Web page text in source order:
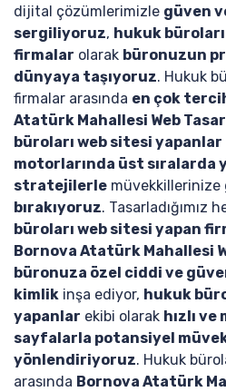
dijital çözümlerimizle güven
sergiliyoruz, hukuk
firmalar olarak büronuzun
dünyaya taşıyoruz. Hukuk
firmalar arasında en çok
Atatürk Mahallesi Web
büroları web sitesi yapanlar
motorlarında üst sıralarda
stratejilerle müvekkillerinize
bırakıyoruz. Tasarladığımız
büroları web sitesi yapan
Bornova Atatürk Mahallesi
büronuza özel ciddi ve
kimlik inşa ediyor, hukuk
yapanlar ekibi olarak hızlı
sayfalarla potansiyel
yönlendiriyoruz. Hukuk
arasında Bornova Atatürk